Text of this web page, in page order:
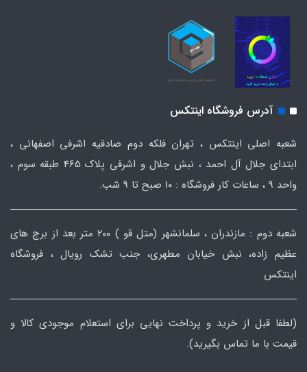
آدرس فروشگاه اینتکس
شعبه اصلی اینتکس ، تهران فلکه دوم صادقیه اشرفی اصفهانی ،
ابتدای جلال آل احمد ، نبش جلال و اشرفی پلاک 465 طبقه سوم ،
واحد ۹ ، ساعات کار فروشگاه : ۱۰ صبح تا ۹ شب.
شعبه دوم : مازندران ، سلمانشهر (متل قو ) ۲۰۰ متر بعد از برج های
عظیم زاده، نبش خیابان مطهری، جنب تشک رویال ، فروشگاه
اینتکس
(لطفا قبل از خرید و پرداخت نهایی برای استعلام موجودی کالا و
قیمت با ما تماس بگیرید).